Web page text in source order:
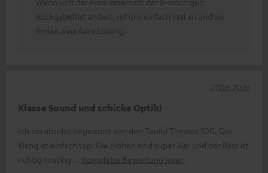
Rückgabefrist ändert, ruf uns einfach mal an und wir
finden eine faire Lösung.
Klasse Sound und schicke Optik!
Ich bin absolut begeistert von den Teufel Theater 500. Der
Klang ist einfach top: Die Höhen sind super klar und der Bass ist
richtig knackig
Komplette Bewertung lesen
27.06.2026